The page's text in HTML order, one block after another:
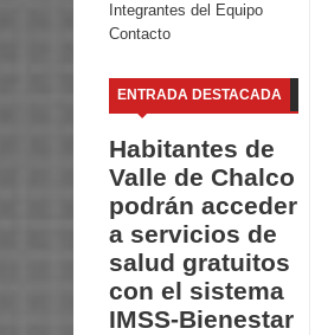
Integrantes del Equipo
Contacto
ENTRADA DESTACADA
Habitantes de
Valle de Chalco
podrán acceder
a servicios de
salud gratuitos
con el sistema
IMSS-Bienestar